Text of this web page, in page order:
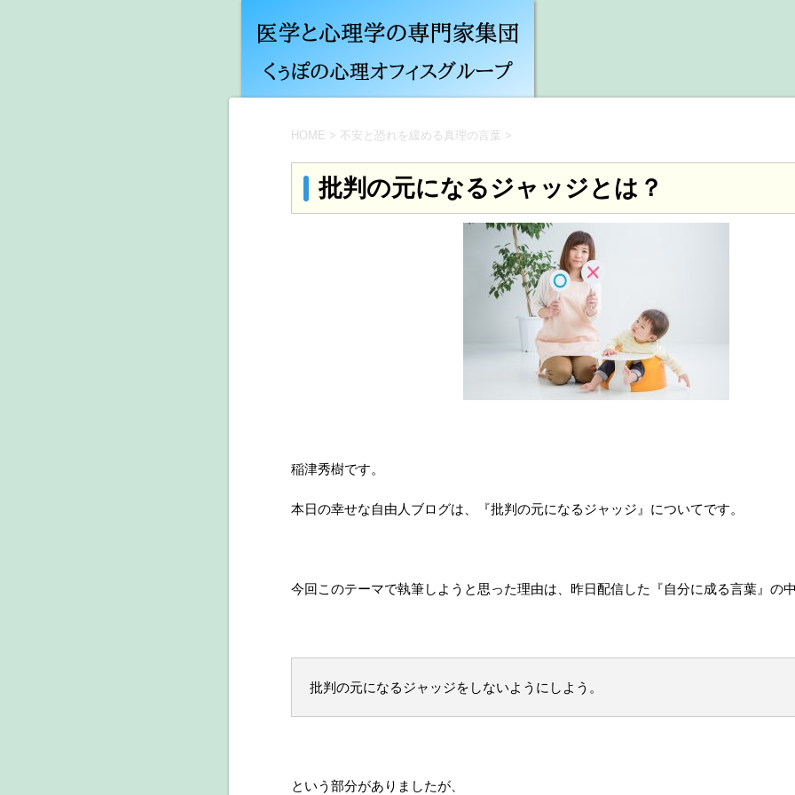
HOME > 不安と恐れを緩める真理の言葉 >
批判の元になるジャッジとは？
稲津秀樹です。
本日の幸せな自由人ブログは、『批判の元になるジャッジ』についてです。
今回このテーマで執筆しようと思った理由は、昨日配信した『自分に成る言葉』の中
批判の元になるジャッジをしないようにしよう。
という部分がありましたが、